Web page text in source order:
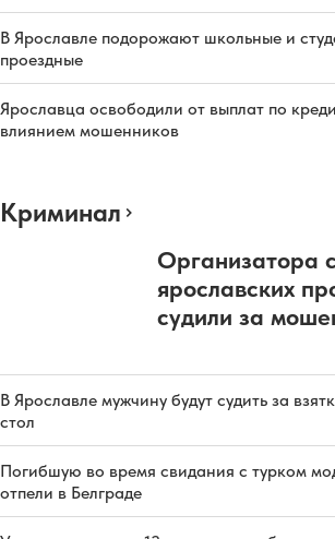
В Ярославле подорожают школьные и
проездные
Ярославца освободили от выплат по
влиянием мошенников
Криминал
Организатора
ярославских
судили за
В Ярославле мужчину будут судить за
стол
Погибшую во время свидания с турком
отпели в Белграде